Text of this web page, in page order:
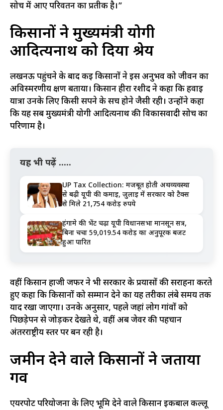
सोच में आए परिवर्तन का प्रतीक है।”
किसानों ने मुख्यमंत्री योगी
आदित्यनाथ को दिया श्रेय
लखनऊ पहुंचने के बाद कई किसानों ने इस अनुभव को जीवन का
अविस्मरणीय क्षण बताया। किसान हीरा रशीद ने कहा कि हवाई
यात्रा उनके लिए किसी सपने के सच होने जैसी रही। उन्होंने कहा
कि यह सब मुख्यमंत्री योगी आदित्यनाथ की विकासवादी सोच का
परिणाम है।
यह भी पढ़ें .....
UP Tax Collection: मजबूत होती अर्थव्यवस्था
से बढ़ी यूपी की कमाई, जुलाई में सरकार को टैक्स
से मिले 21,754 करोड़ रुपये
हंगामे की भेंट चढ़ा यूपी विधानसभा मानसून सत्र,
बिना चर्चा 59,019.54 करोड़ का अनुपूरक बजट
हुआ पारित
वहीं किसान हाजी जफर ने भी सरकार के प्रयासों की सराहना करते
हुए कहा कि किसानों को सम्मान देने का यह तरीका लंबे समय तक
याद रखा जाएगा। उनके अनुसार, पहले जहां लोग गांवों को
पिछड़ेपन से जोड़कर देखते थे, वहीं अब जेवर की पहचान
अंतरराष्ट्रीय स्तर पर बन रही है।
जमीन देने वाले किसानों ने जताया
गर्व
एयरपोर्ट परियोजना के लिए भूमि देने वाले किसान इकबाल कल्लू